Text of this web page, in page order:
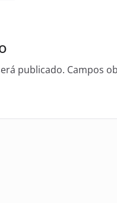
publicado. Campos